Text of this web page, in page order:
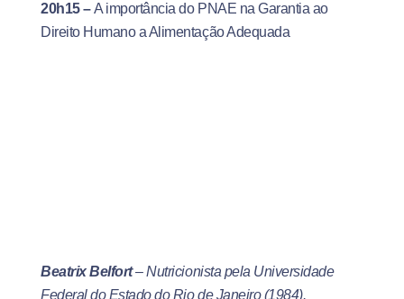
20h15 –A importância do PNAE na Garantia ao
Direito Humano a Alimentação Adequada
Beatrix Belfort– Nutricionista pela Universidade
Federal do Estado do Rio de Janeiro (1984).